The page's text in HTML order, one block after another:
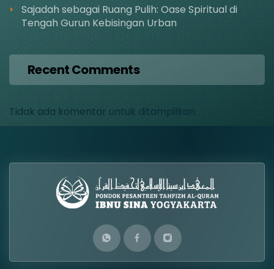
Sajadah sebagai Ruang Pulih: Oase Spiritual di
Tengah Gurun Kebisingan Urban
Recent Comments
Tidak ada komentar untuk ditampilkan.